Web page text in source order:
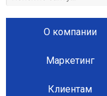
О компании
Маркетинг
Клиентам